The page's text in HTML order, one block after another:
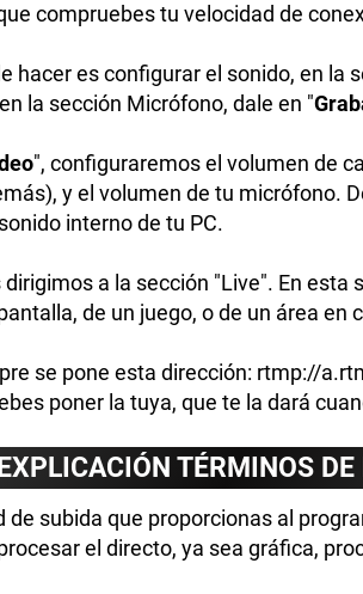
compruebes tu velocidad de
hacer es configurar el sonido, en la
la sección Micrófono, dale en "
", configuraremos el volumen de
y el volumen de tu micrófono.
interno de tu PC.
a la sección "Live". En esta
de un juego, o de un área en
se pone esta dirección: rtmp://
poner la tuya, que te la dará
EXPLICACIÓN TÉRMINOS DE
de subida que proporcionas al
el directo, ya sea gráfica,